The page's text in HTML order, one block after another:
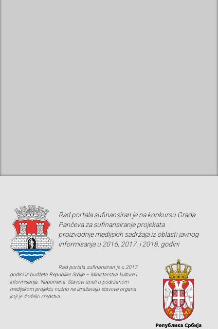
Rad portala sufinansiran je na konkursu Grada
Pančeva za sufinansiranje projekata
proizvodnje medijskih sadržaja iz oblasti javnog
informisanja u 2016, 2017. i 2018. godini
Rad portala sufinansiran je u 2017.
godini iz budžeta Republike Srbije – Ministarstva kulture i
informisanja. Napomena: Stavovi izneti u podržanom
medijskom projektu nužno ne izražavaju stavove organa
koji je dodelio sredstva